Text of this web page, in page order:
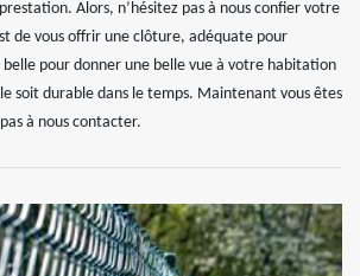
Alors, n’hésitez pas à nous confier votre
de vous offrir une clôture, adéquate pour
pour donner une belle vue à votre habitation
soit durable dans le temps. Maintenant vous êtes
à nous contacter.